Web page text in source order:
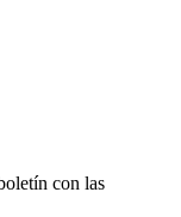
con las